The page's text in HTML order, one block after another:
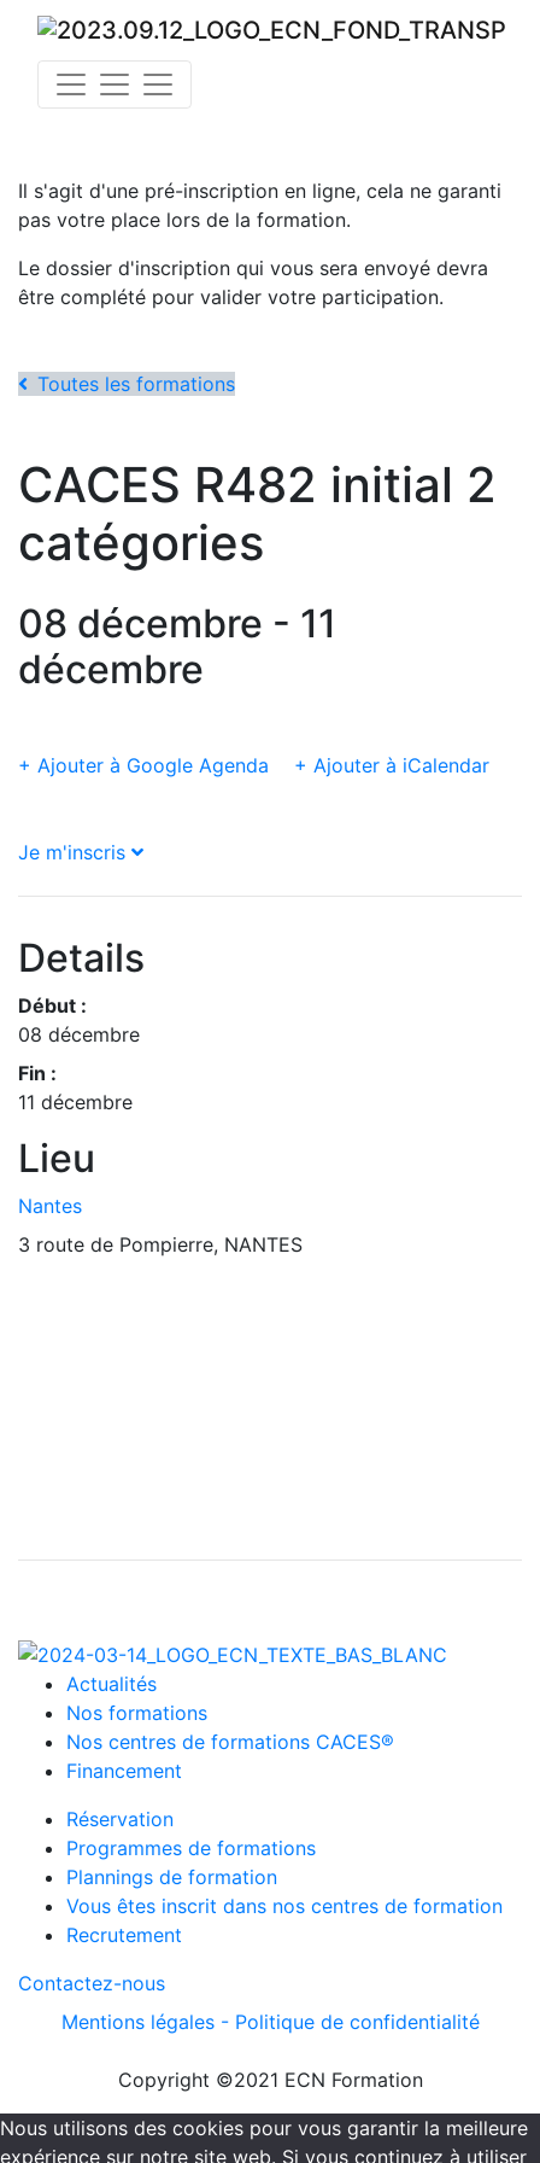
Il s'agit d'une pré-inscription en ligne, cela ne garanti
pas votre place lors de la formation.
Le dossier d'inscription qui vous sera envoyé devra
être complété pour valider votre participation.
Toutes les formations
CACES R482 initial 2
catégories
08 décembre - 11
décembre
+ Ajouter à Google Agenda + Ajouter à iCalendar
Je m'inscris
Details
Début :
08 décembre
Fin :
11 décembre
Lieu
Nantes
3 route de Pompierre, NANTES
Actualités
Nos formations
Nos centres de formations CACES®
Financement
Réservation
Programmes de formations
Plannings de formation
Vous êtes inscrit dans nos centres de formation
Recrutement
Contactez-nous
Mentions légales - Politique de confidentialité
Copyright ©2021 ECN Formation
Nous utilisons des cookies pour vous garantir la meilleure
expérience sur notre site web. Si vous continuez à utiliser